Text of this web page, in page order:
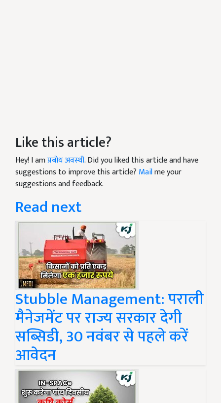
Like this article?
Hey! I amप्रबोध अवस्थी. Did you liked this article and have
suggestions to improve this article? Mailme your
suggestions and feedback.
Read next
Stubble Management: पराली
मैनेजमेंट पर राज्य सरकार देगी
सब्सिडी, 30 नवंबर से पहले करें
आवेदन